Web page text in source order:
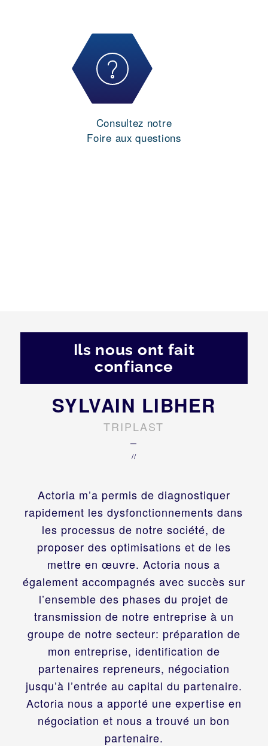
Consultez notre
Foire aux questions
Ils nous ont fait
confiance
Actoria m’a permis de diagnostiquer
rapidement les dysfonctionnements dans
les processus de notre société, de
proposer des optimisations et de les
mettre en œuvre. Actoria nous a
également accompagnés avec succès sur
l’ensemble des phases du projet de
transmission de notre entreprise à un
groupe de notre secteur: préparation de
mon entreprise, identification de
partenaires repreneurs, négociation
jusqu’à l’entrée au capital du partenaire.
Actoria nous a apporté une expertise en
négociation et nous a trouvé un bon
partenaire.
SYLVAIN LIBHER
TRIPLAST
–
//